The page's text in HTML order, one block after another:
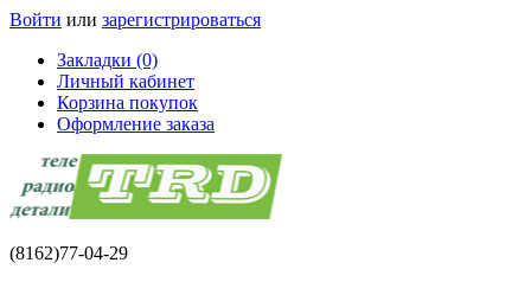
Войти или зарегистрироваться
Закладки (0)
Личный кабинет
Корзина покупок
Оформление заказа
(8162)77-04-29